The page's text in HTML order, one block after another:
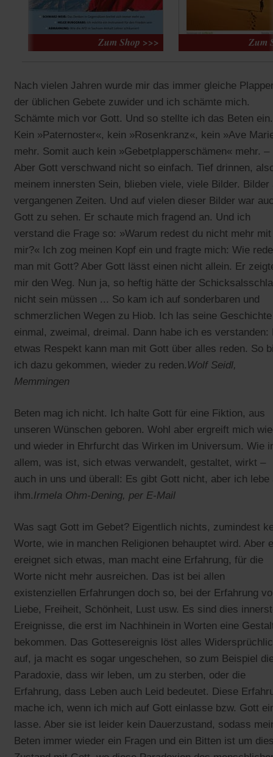
Nach vielen Jahren wurde mir das immer gleiche
der üblichen Gebete zuwider und ich schämte mich.
Schämte mich vor Gott. Und so stellte ich das Beten ein.
Kein »Paternoster«, kein »Rosenkranz«, kein »Ave
mehr. Somit auch kein »Gebetplapperschämen« mehr. –
Aber Gott verschwand nicht so einfach. Tief drinnen,
meinem innersten Sein, blieben viele, viele Bilder. Bilder
vergangenen Zeiten. Und auf vielen dieser Bilder war
Gott zu sehen. Er schaute mich fragend an. Und ich
verstand die Frage so: »Warum redest du nicht mehr mit
mir?« Ich zog meinen Kopf ein und fragte mich: Wie
man mit Gott? Aber Gott lässt einen nicht allein. Er
mir den Weg. Nun ja, so heftig hätte der
nicht sein müssen ... So kam ich auf sonderbaren und
schmerzlichen Wegen zu Hiob. Ich las seine Geschichte
einmal, zweimal, dreimal. Dann habe ich es verstanden:
etwas Respekt kann man mit Gott über alles reden. So
ich dazu gekommen, wieder zu reden. Wolf Seidl,
Memmingen
Beten mag ich nicht. Ich halte Gott für eine Fiktion, aus
unseren Wünschen geboren. Wohl aber ergreift mich
und wieder in Ehrfurcht das Wirken im Universum. Wie
allem, was ist, sich etwas verwandelt, gestaltet, wirkt –
auch in uns und überall: Es gibt Gott nicht, aber ich lebe
ihm.Irmela Ohm-Dening, per E-Mail
Was sagt Gott im Gebet? Eigentlich nichts, zumindest
Worte, wie in manchen Religionen behauptet wird. Aber
ereignet sich etwas, man macht eine Erfahrung, für die
Worte nicht mehr ausreichen. Das ist bei allen
existenziellen Erfahrungen doch so, bei der Erfahrung
Liebe, Freiheit, Schönheit, Lust usw. Es sind dies
Ereignisse, die erst im Nachhinein in Worten eine
bekommen. Das Gottesereignis löst alles
auf, ja macht es sogar ungeschehen, so zum Beispiel
Paradoxie, dass wir leben, um zu sterben, oder die
Erfahrung, dass Leben auch Leid bedeutet. Diese
mache ich, wenn ich mich auf Gott einlasse bzw. Gott
lasse. Aber sie ist leider kein Dauerzustand, sodass
Beten immer wieder ein Fragen und ein Bitten ist um